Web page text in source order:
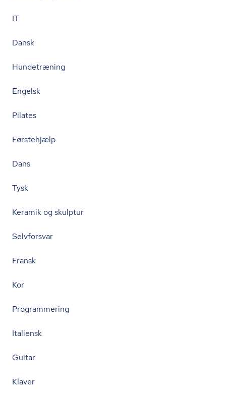
IT
Dansk
Hundetræning
Engelsk
Pilates
Førstehjælp
Dans
Tysk
Keramik og skulptur
Selvforsvar
Fransk
Kor
Programmering
Italiensk
Guitar
Klaver